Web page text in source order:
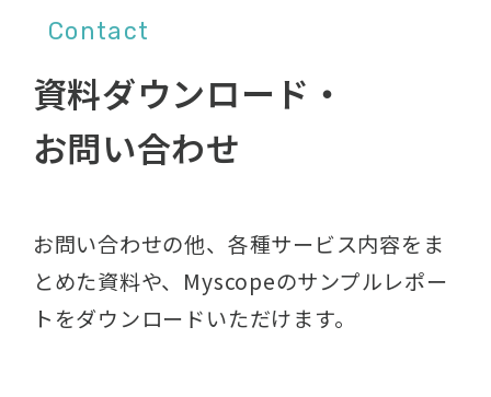
Contact
資料ダウンロード・
お問い合わせ
お問い合わせの他、各種サービス内容をま
とめた資料や、 Myscopeのサンプルレポー
トをダウンロードいただけます。